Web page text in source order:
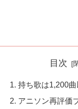
目次
持ち歌は1,200曲
アニソン再評価